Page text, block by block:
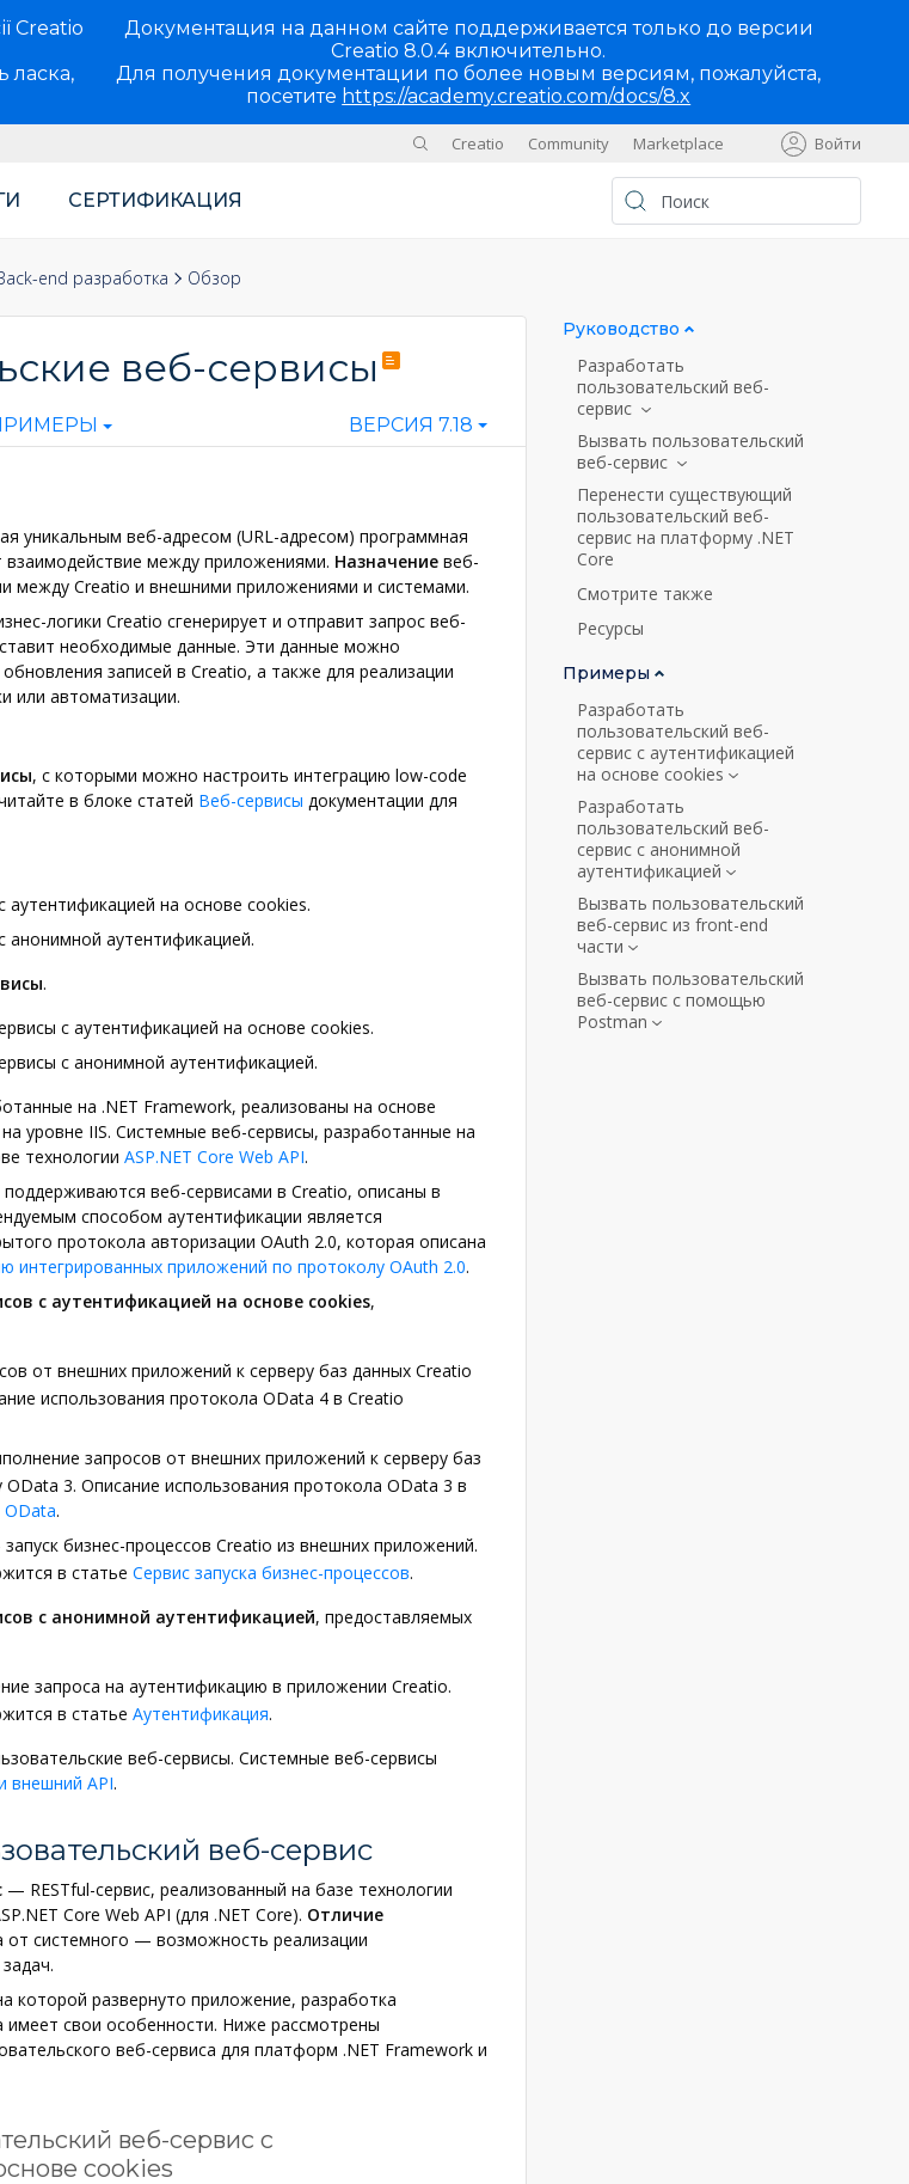
Creatio
ласка,
Документация на данном сайте поддерживается только до версии
Creatio 8.0.4 включительно.
Для получения документации по более новым версиям, пожалуйста,
посетите https://academy.creatio.com/docs/8.x
Creatio Community Marketplace Войти
СЕРТИФИКАЦИЯ
end разработка Обзор
веб-сервисы
ВЕРСИЯ 7.18
уникальным веб-адресом (URL-адресом) программная
взаимодействие между приложениями. Назначение веб-
между Creatio и внешними приложениями и системами.
логики Creatio сгенерирует и отправит запрос веб-
необходимые данные. Эти данные можно
записей в Creatio, а также для реализации
или автоматизации.
, с которыми можно настроить интеграцию low-code
в блоке статей Веб-сервисы документации для
на основе cookies.
анонимной аутентификацией.
.
с аутентификацией на основе cookies.
с анонимной аутентификацией.
на .NET Framework, реализованы на основе
уровне IIS. Системные веб-сервисы, разработанные на
технологии ASP.NET Core Web API.
веб-сервисами в Creatio, описаны в
способом аутентификации является
протокола авторизации OAuth 2.0, которая описана
интегрированных приложений по протоколу OAuth 2.0.
с аутентификацией на основе cookies,
от внешних приложений к серверу баз данных Creatio
использования протокола OData 4 в Creatio
запросов от внешних приложений к серверу баз
3. Описание использования протокола OData 3 в
OData.
бизнес-процессов Creatio из внешних приложений.
в статье Сервис запуска бизнес-процессов.
с анонимной аутентификацией, предоставляемых
запроса на аутентификацию в приложении Creatio.
в статье Аутентификация.
веб-сервисы. Системные веб-сервисы
внешний API.
веб-сервис
— RESTful-сервис, реализованный на базе технологии
Core Web API (для .NET Core). Отличие
от системного — возможность реализации
которой развернуто приложение, разработка
имеет свои особенности. Ниже рассмотрены
веб-сервиса для платформ .NET Framework и
веб-сервис с
cookies
Руководство
Разработать
пользовательский веб-
сервис
Вызвать пользовательский
веб-сервис
Перенести существующий
пользовательский веб-
сервис на платформу .NET
Core
Смотрите также
Ресурсы
Примеры
Разработать
пользовательский веб-
сервис с аутентификацией
на основе cookies
Разработать
пользовательский веб-
сервис с анонимной
аутентификацией
Вызвать пользовательский
веб-сервис из front-end
части
Вызвать пользовательский
веб-сервис с помощью
Postman